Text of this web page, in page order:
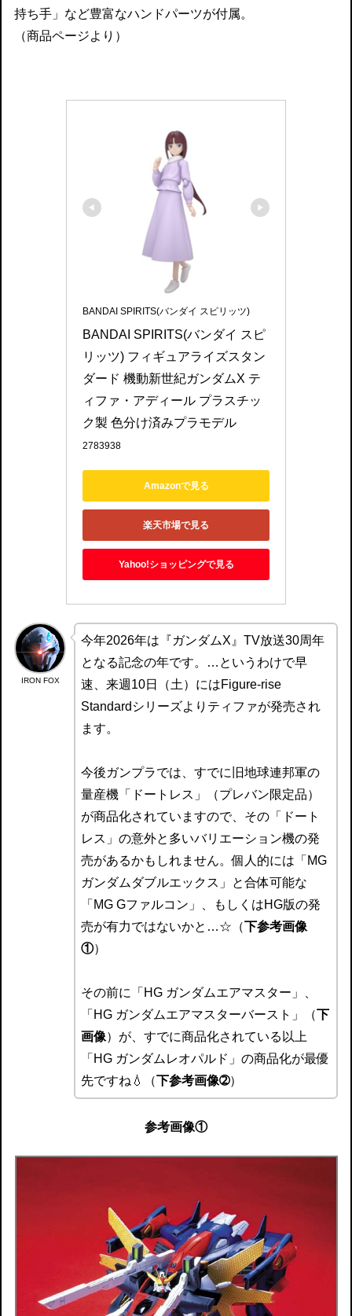
持ち手」など豊富なハンドパーツが付属。
（商品ページより）
BANDAI SPIRITS(バンダイ スピリッツ)
BANDAI SPIRITS(バンダイ スピ
リッツ) フィギュアライズスタン
ダード 機動新世紀ガンダムX テ
ィファ・アディール プラスチッ
ク製 色分け済みプラモデル
2783938
Amazonで見る
楽天市場で見る
Yahoo!ショッピングで見る
IRON FOX
今年2026年は『ガンダムX』TV放送30周年
となる記念の年です。…というわけで早
速、来週10日（土）にはFigure-rise
Standardシリーズよりティファが発売され
ます。
今後ガンプラでは、すでに旧地球連邦軍の
量産機「ドートレス」（プレバン限定品）
が商品化されていますので、その「ドート
レス」の意外と多いバリエーション機の発
売があるかもしれません。個人的には「MG
ガンダムダブルエックス」と合体可能な
「MG Gファルコン」、もしくはHG版の発
売が有力ではないかと…☆（下参考画像
①）
その前に「HG ガンダムエアマスター」、
「HG ガンダムエアマスターバースト」（下
画像）が、すでに商品化されている以上
「HG ガンダムレオパルド」の商品化が最優
先ですね💧（下参考画像➁）
参考画像①